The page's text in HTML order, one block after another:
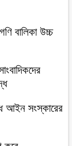
বালিকা উচ্চ
আইন সংস্কারের